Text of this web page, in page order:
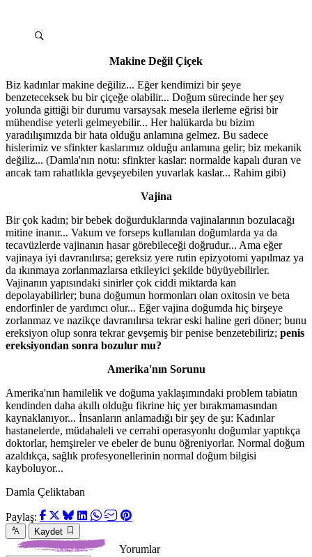
Makine Değil Çiçek
Biz kadınlar makine değiliz... Eğer kendimizi bir şeye
benzeteceksek bu bir çiçeğe olabilir... Doğum sürecinde her şey
yolunda gittiği bir durumu varsaysak mesela ilerleme eğrisi bir
mühendise yeterli gelmeyebilir... Her halükarda bu bizim
yaradılışımızda bir hata olduğu anlamına gelmez. Bu sadece
hislerimiz ve sfinkter kaslarımız olduğu anlamına gelir; biz mekanik
değiliz... (Damla'nın notu: sfinkter kaslar: normalde kapalı duran ve
ancak tam rahatlıkla gevşeyebilen yuvarlak kaslar... Rahim gibi)
Vajina
Bir çok kadın; bir bebek doğurduklarında vajinalarının bozulacağı
mitine inanır... Vakum ve forseps kullanılan doğumlarda ya da
tecavüzlerde vajinanın hasar görebileceği doğrudur... Ama eğer
vajinaya iyi davranılırsa; gereksiz yere rutin epizyotomi yapılmaz ya
da ıkınmaya zorlanmazlarsa etkileyici şekilde büyüyebilirler.
Vajinanın yapısındaki sinirler çok ciddi miktarda kan
depolayabilirler; buna doğumun hormonları olan oxitosin ve beta
endorfinler de yardımcı olur... Eğer vajina doğumda hiç birşeye
zorlanmaz ve nazikçe davranılırsa tekrar eski haline geri döner; bunu
ereksiyon olup sonra tekrar gevşemiş bir penise benzetebiliriz; penis
ereksiyondan sonra bozulur mu?
Amerika'nın Sorunu
Amerika'nın hamilelik ve doğuma yaklaşımındaki problem tabiatın
kendinden daha akıllı olduğu fikrine hiç yer bırakmamasından
kaynaklanıyor... İnsanların anlamadığı bir şey de şu: Kadınlar
hastanelerde, müdahaleli ve cerrahi operasyonlu doğumlar yaptıkça
doktorlar, hemşireler ve ebeler de bunu öğreniyorlar. Normal doğum
azaldıkça, sağlık profesyonellerinin normal doğum bilgisi
kayboluyor...
Damla Çeliktaban
Paylaş:
Kaydet
Yorumlar